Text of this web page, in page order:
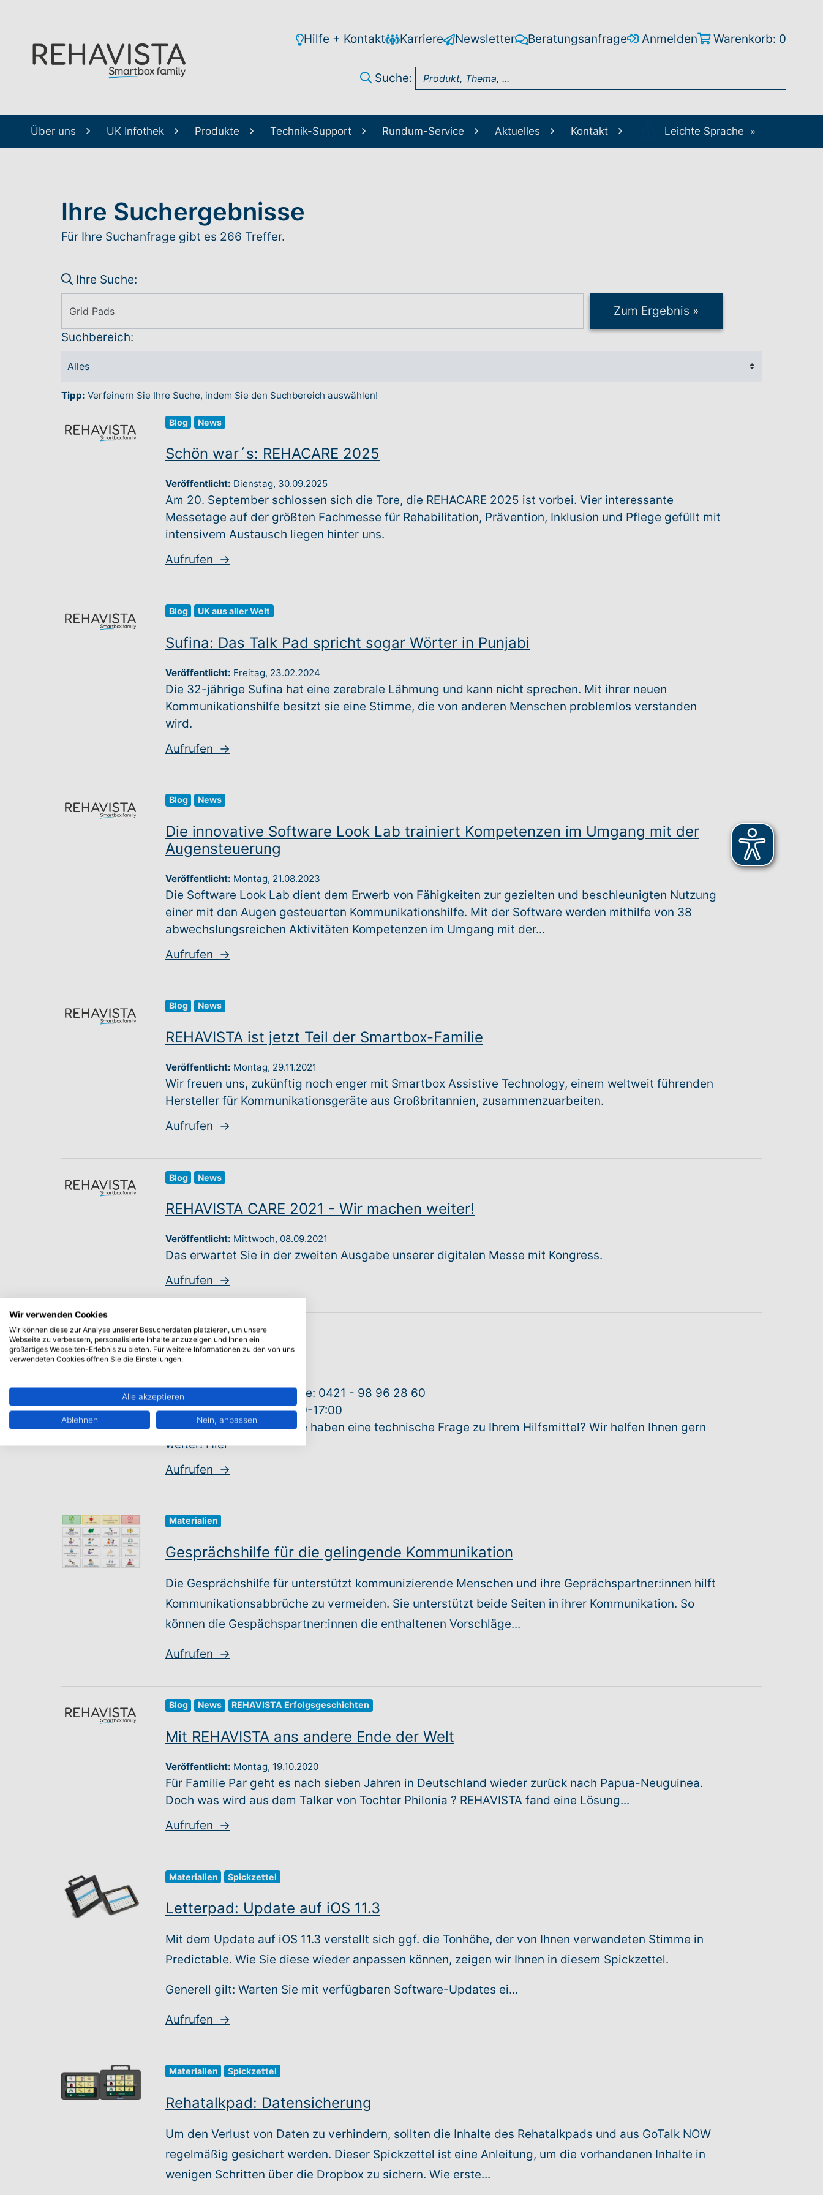
Hilfe + Kontakt Karriere Newsletter Beratungsanfrage Anmelden Warenkorb: 0
Suche:
Über uns UK Infothek Produkte Technik-Support Rundum-Service Aktuelles Kontakt Leichte Sprache
Ihre Suchergebnisse
Für Ihre Suchanfrage gibt es 266 Treffer.
Ihre Suche:
Zum Ergebnis »
Suchbereich:
Tipp: Verfeinern Sie Ihre Suche, indem Sie den Suchbereich auswählen!
Blog News
Schön war´s: REHACARE 2025
Veröffentlicht: Dienstag, 30.09.2025
Am 20. September schlossen sich die Tore, die REHACARE 2025 ist vorbei. Vier interessante
Messetage auf der größten Fachmesse für Rehabilitation, Prävention, Inklusion und Pflege gefüllt mit
intensivem Austausch liegen hinter uns.
Aufrufen →
Blog UK aus aller Welt
Sufina: Das Talk Pad spricht sogar Wörter in Punjabi
Veröffentlicht: Freitag, 23.02.2024
Die 32-jährige Sufina hat eine zerebrale Lähmung und kann nicht sprechen. Mit ihrer neuen
Kommunikationshilfe besitzt sie eine Stimme, die von anderen Menschen problemlos verstanden
wird.
Aufrufen →
Blog News
Die innovative Software Look Lab trainiert Kompetenzen im Umgang mit der
Augensteuerung
Veröffentlicht: Montag, 21.08.2023
Die Software Look Lab dient dem Erwerb von Fähigkeiten zur gezielten und beschleunigten Nutzung
einer mit den Augen gesteuerten Kommunikationshilfe. Mit der Software werden mithilfe von 38
abwechslungsreichen Aktivitäten Kompetenzen im Umgang mit der...
Aufrufen →
Blog News
REHAVISTA ist jetzt Teil der Smartbox-Familie
Veröffentlicht: Montag, 29.11.2021
Wir freuen uns, zukünftig noch enger mit Smartbox Assistive Technology, einem weltweit führenden
Hersteller für Kommunikationsgeräte aus Großbritannien, zusammenzuarbeiten.
Aufrufen →
Blog News
REHAVISTA CARE 2021 - Wir machen weiter!
Veröffentlicht: Mittwoch, 08.09.2021
Das erwartet Sie in der zweiten Ausgabe unserer digitalen Messe mit Kongress.
Aufrufen →
Seite
Allgemeine Infos
Unsere Technische Hotline: 0421 - 98 96 28 60
montags bis freitags 8:00-17:00
Unsere technische HilfSie haben eine technische Frage zu Ihrem Hilfsmittel? Wir helfen Ihnen gern
weiter! Hier
Aufrufen →
Materialien
Gesprächshilfe für die gelingende Kommunikation
Die Gesprächshilfe für unterstützt kommunizierende Menschen und ihre Geprächspartner:innen hilft
Kommunikationsabbrüche zu vermeiden. Sie unterstützt beide Seiten in ihrer Kommunikation. So
können die Gespächspartner:innen die enthaltenen Vorschläge...
Aufrufen →
Blog News REHAVISTA Erfolgsgeschichten
Mit REHAVISTA ans andere Ende der Welt
Veröffentlicht: Montag, 19.10.2020
Für Familie Par geht es nach sieben Jahren in Deutschland wieder zurück nach Papua-Neuguinea.
Doch was wird aus dem Talker von Tochter Philonia ? REHAVISTA fand eine Lösung...
Aufrufen →
Materialien Spickzettel
Letterpad: Update auf iOS 11.3
Mit dem Update auf iOS 11.3 verstellt sich ggf. die Tonhöhe, der von Ihnen verwendeten Stimme in
Predictable. Wie Sie diese wieder anpassen können, zeigen wir Ihnen in diesem Spickzettel.
Generell gilt: Warten Sie mit verfügbaren Software-Updates ei...
Aufrufen →
Materialien Spickzettel
Rehatalkpad: Datensicherung
Um den Verlust von Daten zu verhindern, sollten die Inhalte des Rehatalkpads und aus GoTalk NOW
regelmäßig gesichert werden. Dieser Spickzettel ist eine Anleitung, um die vorhandenen Inhalte in
wenigen Schritten über die Dropbox zu sichern. Wie erste...
Wir verwenden Cookies
Wir können diese zur Analyse unserer Besucherdaten platzieren, um unsere
Webseite zu verbessern, personalisierte Inhalte anzuzeigen und Ihnen ein
großartiges Webseiten-Erlebnis zu bieten. Für weitere Informationen zu den von uns
verwendeten Cookies öffnen Sie die Einstellungen.
Alle akzeptieren
Ablehnen Nein, anpassen